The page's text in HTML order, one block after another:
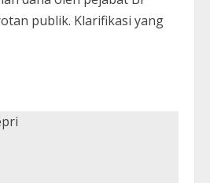
publik. Klarifikasi yang